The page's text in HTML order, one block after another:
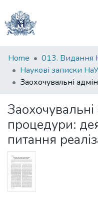
Communities
&
Collections
Statistics
Home
013.
Наукові записки
Заохочувальні
процедури:
питання